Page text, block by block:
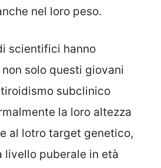
nel loro peso.
scientifici hanno
solo questi giovani
subclinico
la loro altezza
al lotro target genetico,
livello puberale in età